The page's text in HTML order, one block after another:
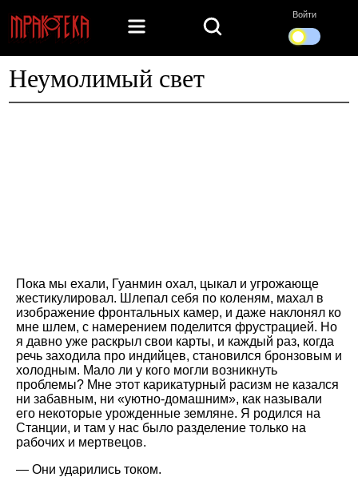
Войти
Неумолимый свет
Пока мы ехали, Гуанмин охал, цыкал и угрожающе
жестикулировал. Шлепал себя по коленям, махал в
изображение фронтальных камер, и даже наклонял ко
мне шлем, с намерением поделится фрустрацией. Но
я давно уже раскрыл свои карты, и каждый раз, когда
речь заходила про индийцев, становился бронзовым и
холодным. Мало ли у кого могли возникнуть
проблемы? Мне этот карикатурный расизм не казался
ни забавным, ни «уютно-домашним», как называли
его некоторые урожденные земляне. Я родился на
Станции, и там у нас было разделение только на
рабочих и мертвецов.
— Они ударились током.